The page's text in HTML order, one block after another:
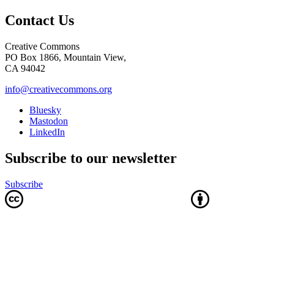
Contact Us
Creative Commons
PO Box 1866, Mountain View,
CA 94042
info@creativecommons.org
Bluesky
Mastodon
LinkedIn
Subscribe to our newsletter
Subscribe